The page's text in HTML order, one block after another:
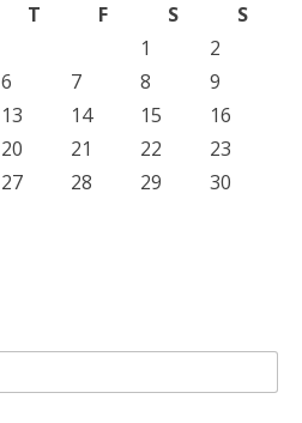
T F S
S
1
2
6 7 8
9
13 14 15
16
20 21 22
23
27 28 29
30